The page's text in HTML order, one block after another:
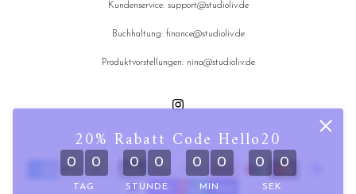
20% Rabatt Code Hello20
0 0
TAG
: 0 0
STUNDE
: 0 0
MIN
: 0 0
SEK
Kundenservice: support@studioliv.de
Buchhaltung: finance@studioliv.de
Produktvorstellungen: nina@studioliv.de